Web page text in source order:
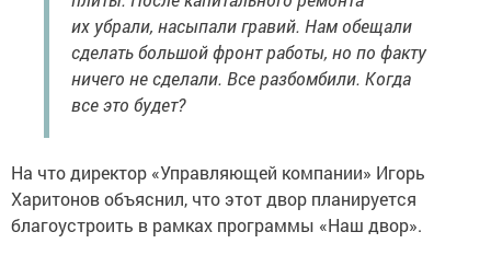
их убрали, насыпали гравий. Нам обещали
сделать большой фронт работы, но по факту
ничего не сделали. Все разбомбили. Когда
все это будет?
На что директор «Управляющей компании» Игорь
Харитонов объяснил, что этот двор планируется
благоустроить в рамках программы «Наш двор».